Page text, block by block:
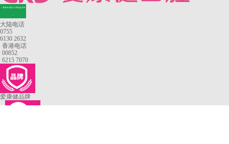
—香港长者医疗券指定牙科
大陆电话
0755
6130 2632
香港电话
00852
6215 7070
爱康健品牌